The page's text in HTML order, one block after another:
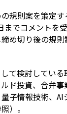
規則案を策定
までコメントを
め切り後の規
て検討してい
ド投資、合弁
子情報技術、
）。